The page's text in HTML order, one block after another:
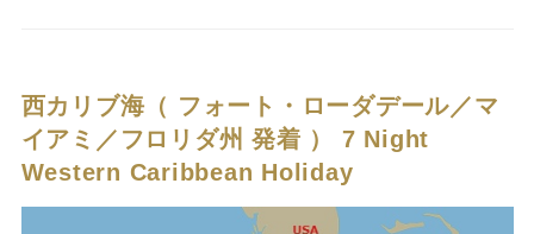
西カリブ海（ フォート・ローダデール／マ
イアミ／フロリダ州 発着 ） 7 Night
Western Caribbean Holiday